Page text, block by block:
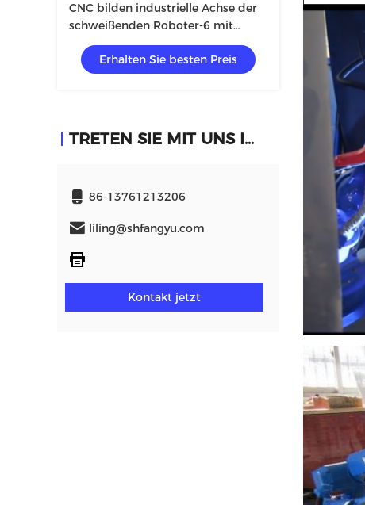
CNC bilden industrielle Achse der
schweißenden Roboter-6 mit
Servomotor einen Bogen
Erhalten Sie besten Preis
TRETEN SIE MIT UNS IN VERBINDUNG
86-13761213206
liling@shfangyu.com
Kontakt jetzt